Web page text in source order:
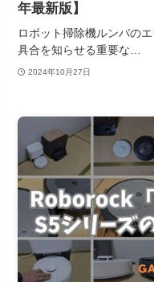
年最新版】
ロボット掃除機ルンバの
具合を知らせる重要な…
2024年10月27日